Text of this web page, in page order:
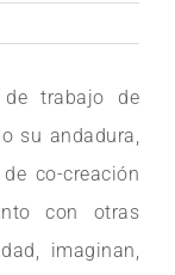
trabajo de
su andadura,
co-creación
con otras
imaginan,